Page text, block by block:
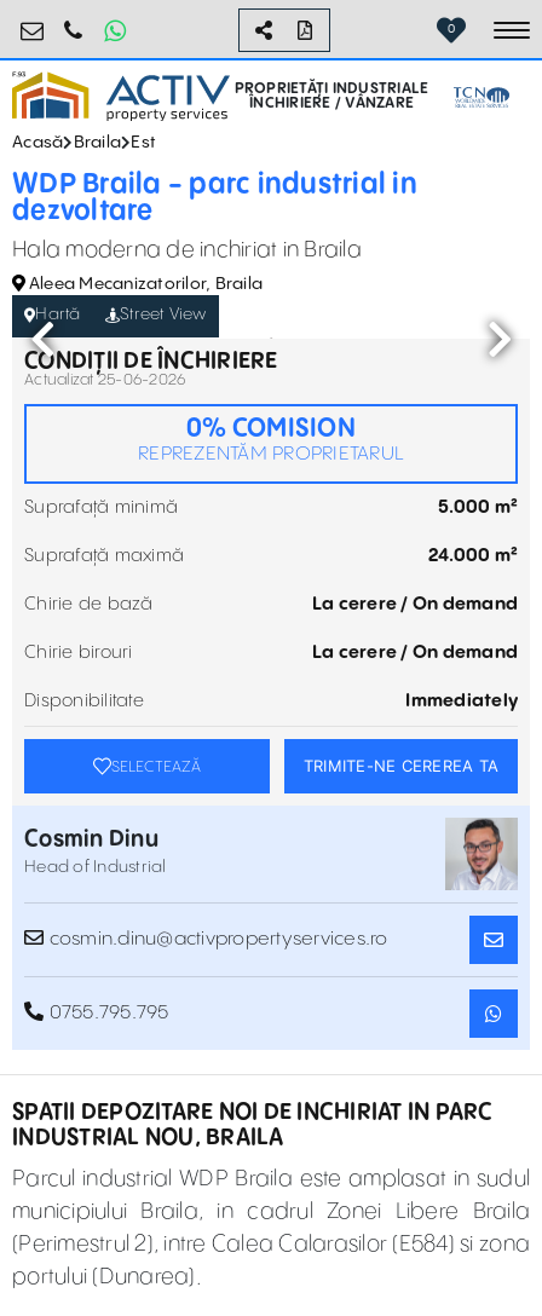
industrial@activpropertyservices.ro
0755.795.795 0
PROPRIETĂȚI INDUSTRIALE
ÎNCHIRIERE / VÂNZARE
Acasă Braila Est
WDP Braila - parc industrial in
dezvoltare
Hala moderna de inchiriat in Braila
Aleea Mecanizatorilor, Braila
Hartă
Street View
CONDIȚII DE ÎNCHIRIERE
Actualizat 25-06-2026
0% COMISION
REPREZENTĂM PROPRIETARUL
Suprafață minimă 5.000 m²
Suprafață maximă 24.000 m²
Chirie de bază La cerere / On demand
Chirie birouri La cerere / On demand
Disponibilitate Immediately
SELECTEAZĂ TRIMITE-NE CEREREA TA
Cosmin Dinu
Head of Industrial
cosmin.dinu@activpropertyservices.ro
0755.795.795
SPATII DEPOZITARE NOI DE INCHIRIAT IN PARC
INDUSTRIAL NOU, BRAILA
Parcul industrial WDP Braila este amplasat in sudul
municipiului Braila, in cadrul Zonei Libere Braila
(Perimestrul 2), intre Calea Calarasilor (E584) si zona
portului (Dunarea).